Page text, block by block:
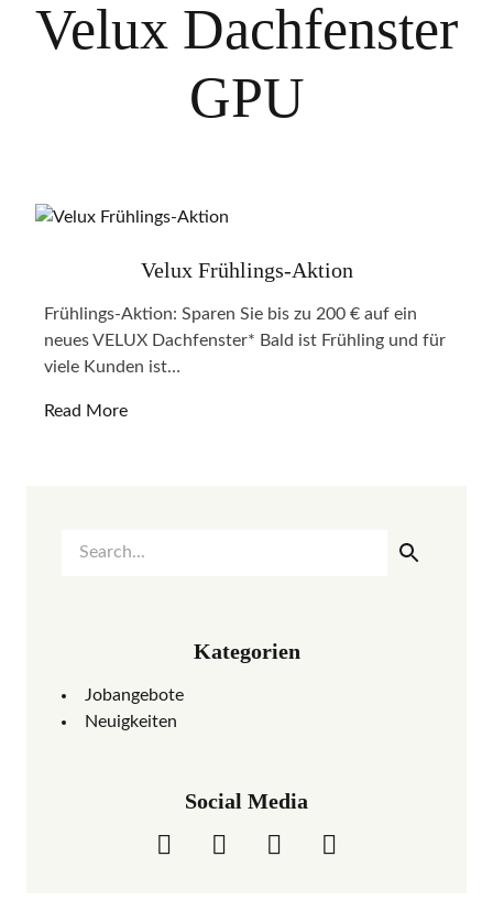
Velux Dachfenster
GPU
Velux Frühlings-Aktion
Frühlings-Aktion: Sparen Sie bis zu 200 € auf ein
neues VELUX Dachfenster* Bald ist Frühling und für
viele Kunden ist…
Read More
Kategorien
Jobangebote
Neuigkeiten
Social Media